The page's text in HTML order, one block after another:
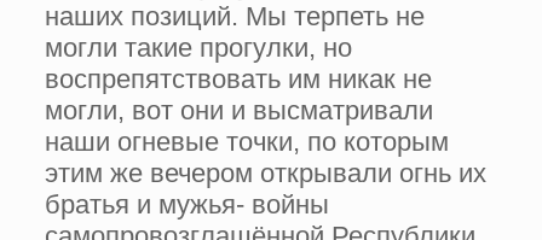
наших позиций. Мы терпеть не
могли такие прогулки, но
воспрепятствовать им никак не
могли, вот они и высматривали
наши огневые точки, по которым
этим же вечером открывали огнь их
братья и мужья- войны